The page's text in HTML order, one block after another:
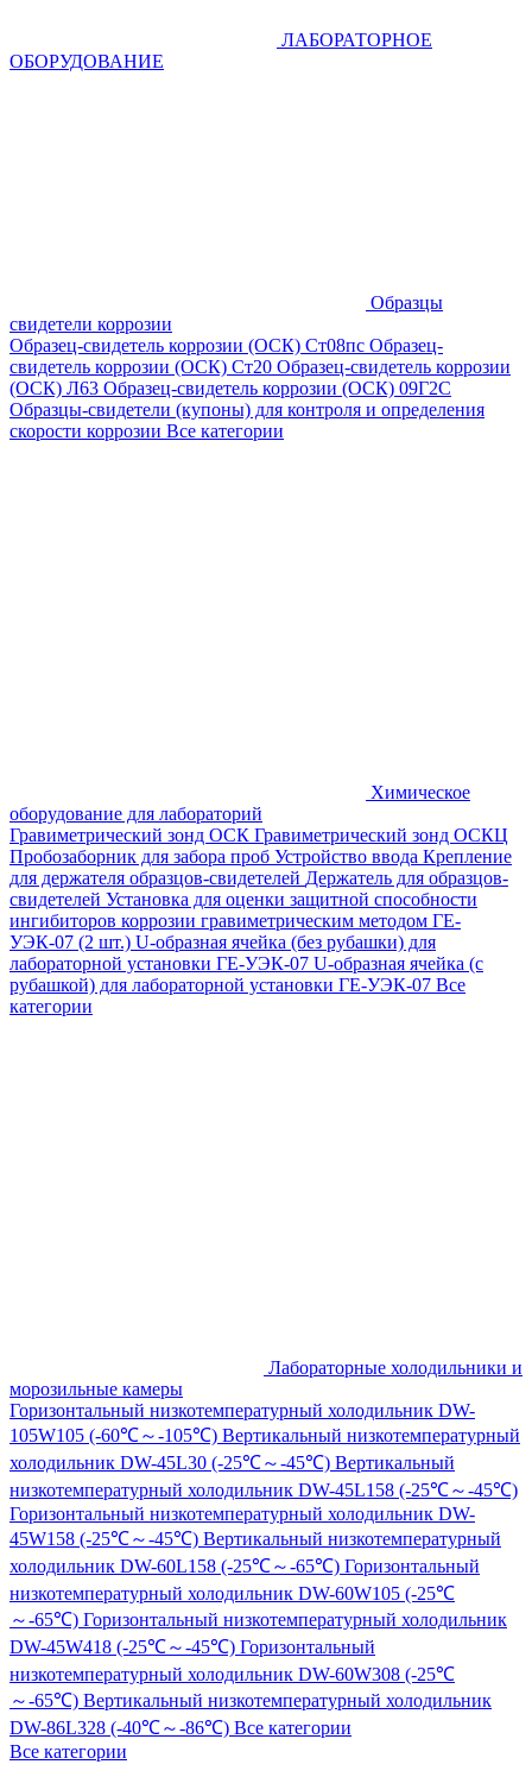
ЛАБОРАТОРНОЕ
ОБОРУДОВАНИЕ
Образцы
свидетели коррозии
Образец-свидетель коррозии (ОСК) Ст08пс Образец-
свидетель коррозии (ОСК) Ст20 Образец-свидетель коррозии
(ОСК) Л63 Образец-свидетель коррозии (ОСК) 09Г2С
Образцы-свидетели (купоны) для контроля и определения
скорости коррозии Все категории
Химическое
оборудование для лабораторий
Гравиметрический зонд ОСК Гравиметрический зонд ОСКЦ
Пробозаборник для забора проб Устройство ввода Крепление
для держателя образцов-свидетелей Держатель для образцов-
свидетелей Установка для оценки защитной способности
ингибиторов коррозии гравиметрическим методом ГЕ-
УЭК-07 (2 шт.) U-образная ячейка (без рубашки) для
лабораторной установки ГЕ-УЭК-07 U-образная ячейка (с
рубашкой) для лабораторной установки ГЕ-УЭК-07 Все
категории
Лабораторные холодильники и
морозильные камеры
Горизонтальный низкотемпературный холодильник DW-
105W105 (-60℃～-105℃) Вертикальный низкотемпературный
холодильник DW-45L30 (-25℃～-45℃) Вертикальный
низкотемпературный холодильник DW-45L158 (-25℃～-45℃)
Горизонтальный низкотемпературный холодильник DW-
45W158 (-25℃～-45℃) Вертикальный низкотемпературный
холодильник DW-60L158 (-25℃～-65℃) Горизонтальный
низкотемпературный холодильник DW-60W105 (-25℃
～-65℃) Горизонтальный низкотемпературный холодильник
DW-45W418 (-25℃～-45℃) Горизонтальный
низкотемпературный холодильник DW-60W308 (-25℃
～-65℃) Вертикальный низкотемпературный холодильник
DW-86L328 (-40℃～-86℃) Все категории
Все категории